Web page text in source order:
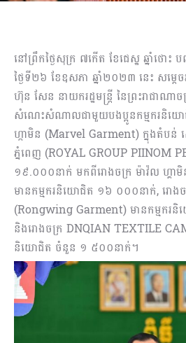
នៅព្រឹកថ្ងៃសុក្រ ៧កើត ខែជេស្ឋ ឆ្នាំថោ
ថ្ងៃទី២៦ ខែឧសភា ឆ្នាំ២០២៣ នេះ សម្ដេ
ហ៊ុន សែន នាយករដ្ឋមន្ត្រី នៃព្រះរាជាណា
សំណេះសំណាលជាមួយបងប្អូនកម្មករនិយោ
ហ្កាមិន (Marvel Garment) ក្នុងតំបន់
ភ្នំពេញ (ROYAL GROUP PIINOM
១៩.០០០នាក់ មកពីរោងចក្រ ម៉ាវ៉ល ហ្គ
មានកម្មករនិយោជិត ១៦ ០០០នាក់, រោងច
(Rongwing Garment) មានកម្មក
និងរោងចក្រ DNQIAN TEXTILE
និយោជិត ចំនួន ១ ៥០០នាក់។